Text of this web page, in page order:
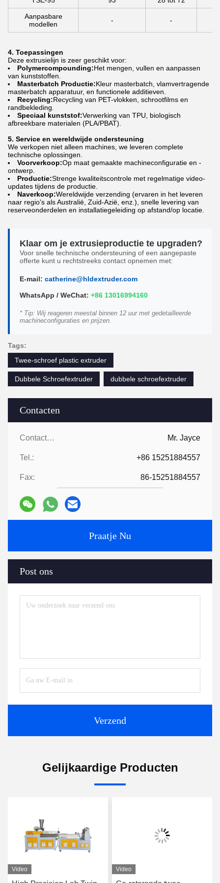
Contacten
Contacten: Mr. Jayce
Tel.: +86 15251884557
Fax: 86-15251884557
Praatje Nu
Post ons
Verzend
Aanpasbare
modellen
- -
4. Toepassingen
Deze extrusielijn is zeer geschikt voor:
Polymercompounding:Het mengen, vullen en aanpassen
van kunststoffen.
Masterbatch Productie:Kleur masterbatch, vlamvertragende
masterbatch apparatuur, en functionele additieven.
Recycling:Recycling van PET-vlokken, schrootfilms en
randbekleding.
Speciaal kunststof:Verwerking van TPU, biologisch
afbreekbare materialen (PLA/PBAT).
5. Service en wereldwijde ondersteuning
We verkopen niet alleen machines, we leveren complete
technische oplossingen.
Voorverkoop:Op maat gemaakte machineconfiguratie en -
ontwerp.
Productie:Strenge kwaliteitscontrole met regelmatige video-
updates tijdens de productie.
Naverkoop:Wereldwijde verzending (ervaren in het leveren
naar regio's als Australië, Zuid-Azië, enz.), snelle levering van
reserveonderdelen en installatiegeleiding op afstand/op locatie.
Klaar om je extrusieproductie te upgraden?
Voor snelle technische ondersteuning of een aangepaste
offerte kunt u rechtstreeks contact opnemen met:
E-mail: catherine@hldextruder.com
WhatsApp / WeChat: +86 13016994160
* Tip: Wij reageren meestal binnen 12 uur met gedetailleerde
machineconfiguraties en prijzen.
Tags:
Twee-schroef plastic extruder
Dubbele Schroefextruder dubbele schroefextruder
Gelijkaardige Producten
Video Video